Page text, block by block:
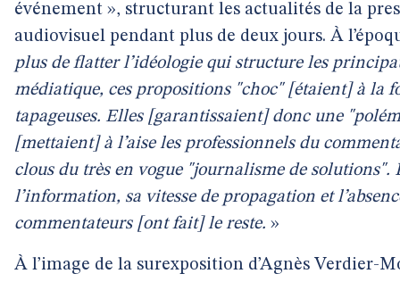
événement », structurant les actualités de la
audiovisuel pendant plus de deux jours. À
plus de flatter l’idéologie qui structure les
médiatique, ces propositions "choc" [étaient] à la
tapageuses. Elles [garantissaient] donc une
[mettaient] à l’aise les professionnels du
clous du très en vogue "journalisme de
l’information, sa vitesse de propagation et
commentateurs [ont fait] le reste. »
À l’image de la surexposition d’Agnès Verdier-